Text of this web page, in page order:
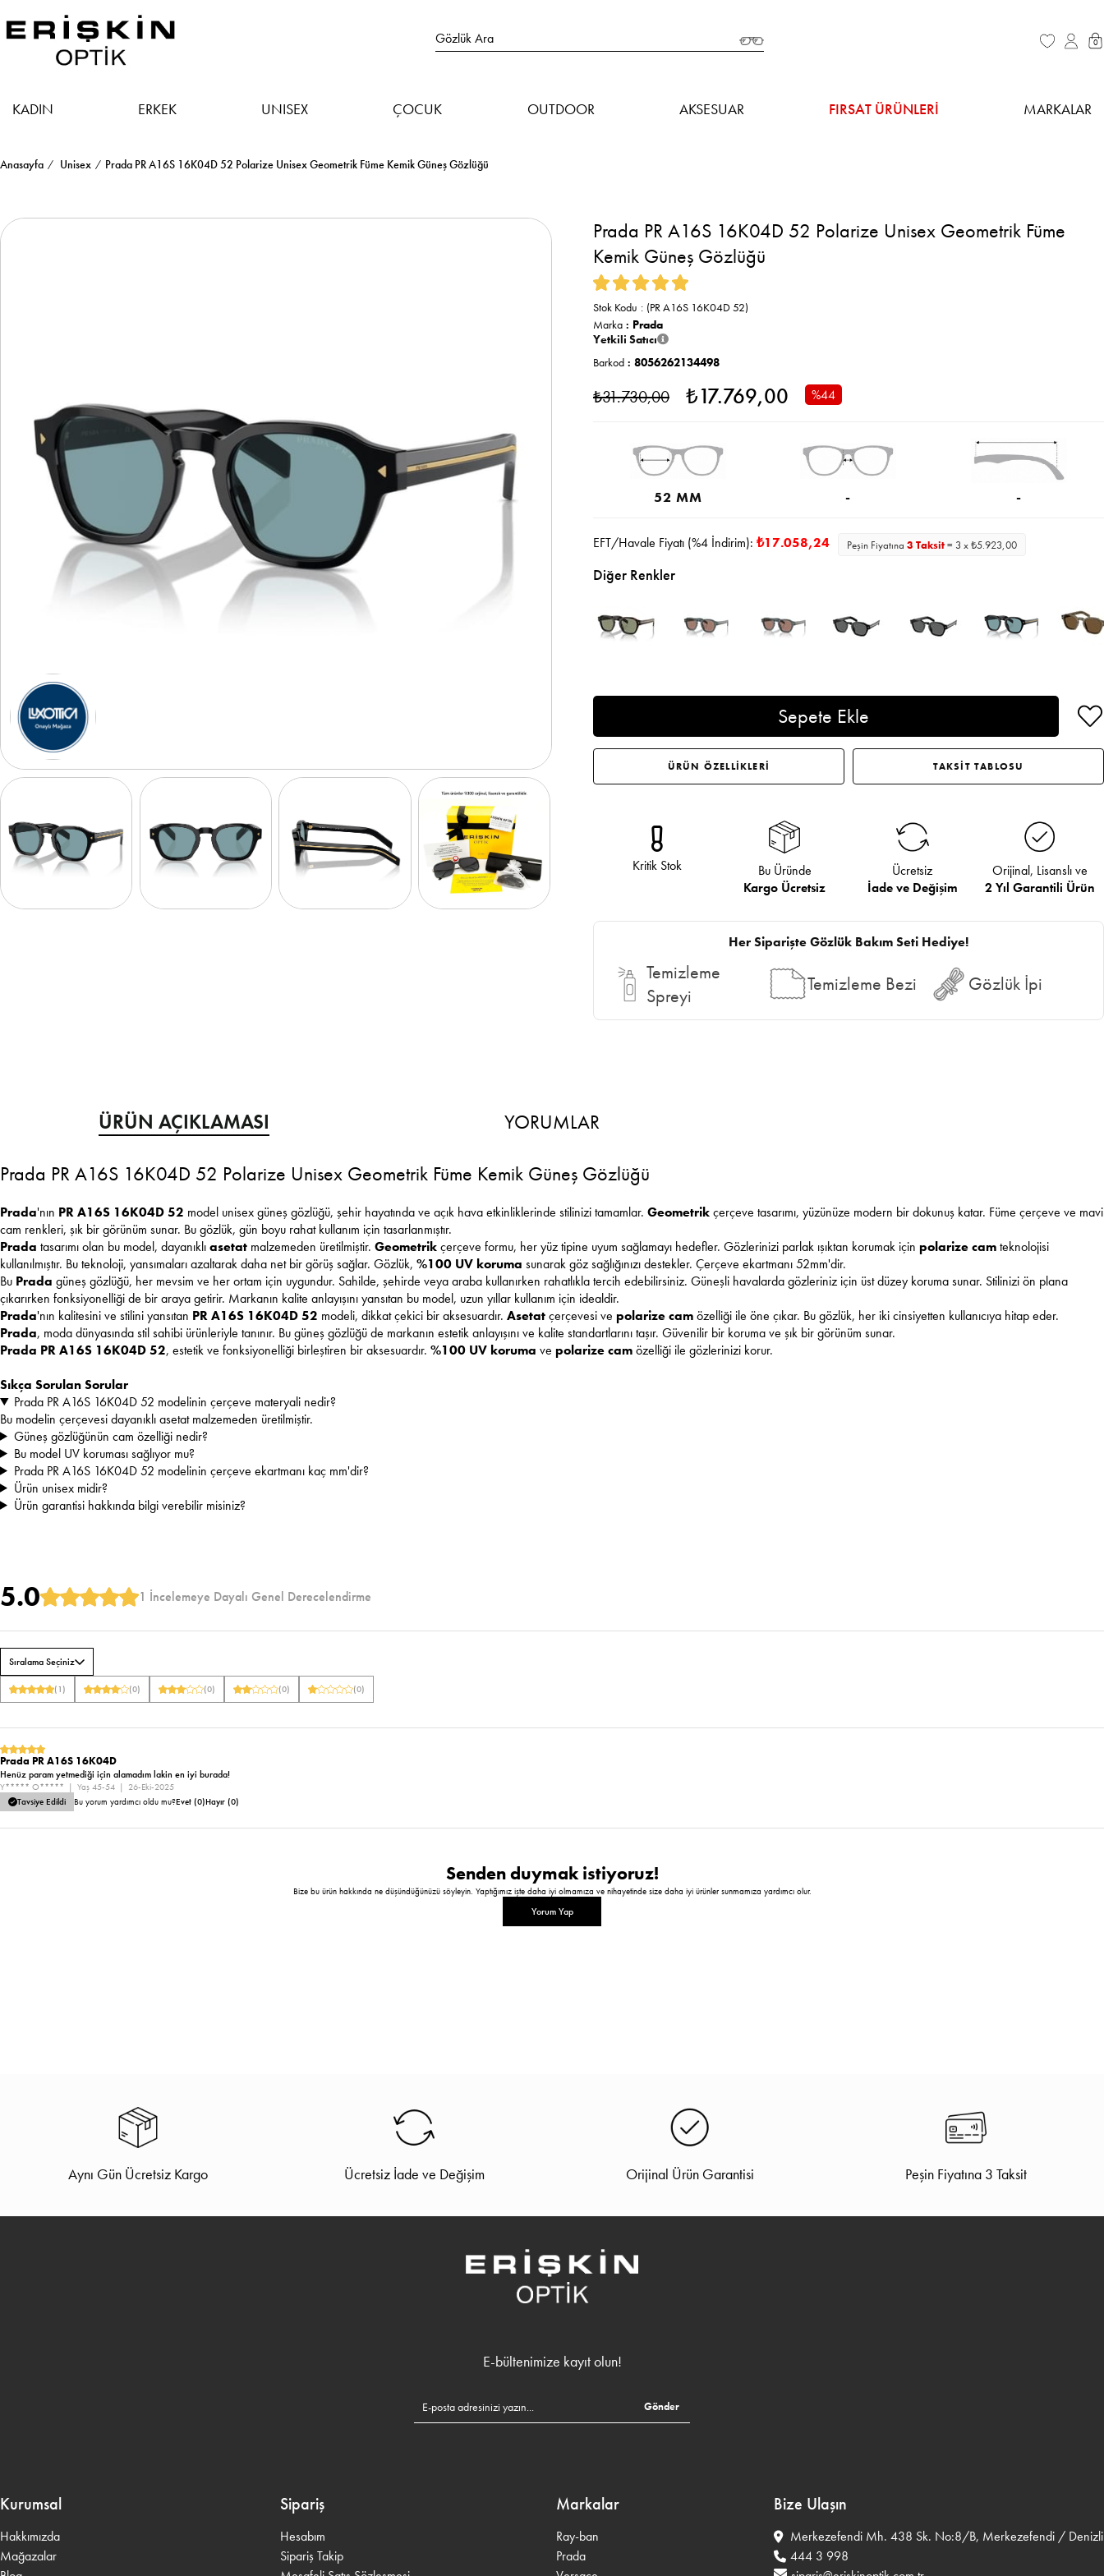
0
KADIN ERKEK UNISEX ÇOCUK OUTDOOR AKSESUAR FIRSAT ÜRÜNLERİ MARKALAR
Anasayfa Unisex Prada PR A16S 16K04D 52 Polarize Unisex Geometrik Füme Kemik Güneş Gözlüğü
Prada PR A16S 16K04D 52 Polarize Unisex Geometrik Füme
Kemik Güneş Gözlüğü
(PR A16S 16K04D 52)
Stok Kodu
Marka : Prada
Yetkili Satıcı
Barkod : 8056262134498
₺31.730,00 ₺17.769,00 %44
52 MM - -
EFT/Havale Fiyatı (%4 İndirim): ₺17.058,24 Peşin Fiyatına 3 Taksit= 3 x ₺5.923,00
Diğer Renkler
ÜRÜN ÖZELLİKLERİ TAKSİT TABLOSU
Kritik Stok
Bu Üründe
Kargo Ücretsiz
Ücretsiz
İade ve Değişim
Orijinal, Lisanslı ve
2 Yıl Garantili Ürün
Her Siparişte Gözlük Bakım Seti Hediye!
Temizleme
Spreyi
Temizleme Bezi Gözlük İpi
ÜRÜN AÇIKLAMASI YORUMLAR
Prada PR A16S 16K04D 52 Polarize Unisex Geometrik Füme Kemik Güneş Gözlüğü
Prada'nın PR A16S 16K04D 52 model unisex güneş gözlüğü, şehir hayatında ve açık hava etkinliklerinde stilinizi tamamlar. Geometrikçerçeve tasarımı, yüzünüze modern bir dokunuş katar. Füme çerçeve ve mavi
cam renkleri, şık bir görünüm sunar. Bu gözlük, gün boyu rahat kullanım için tasarlanmıştır.
Prada tasarımı olan bu model, dayanıklıasetat malzemeden üretilmiştir. Geometrikçerçeve formu, her yüz tipine uyum sağlamayı hedefler. Gözlerinizi parlak ışıktan korumak için polarize camteknolojisi
kullanılmıştır. Bu teknoloji, yansımaları azaltarak daha net bir görüş sağlar. Gözlük, %100 UV koruma sunarak göz sağlığınızı destekler. Çerçeve ekartmanı 52mm'dir.
Bu Prada güneş gözlüğü, her mevsim ve her ortam için uygundur. Sahilde, şehirde veya araba kullanırken rahatlıkla tercih edebilirsiniz. Güneşli havalarda gözleriniz için üst düzey koruma sunar. Stilinizi ön plana
çıkarırken fonksiyonelliği de bir araya getirir. Markanın kalite anlayışını yansıtan bu model, uzun yıllar kullanım için idealdir.
Prada'nın kalitesini ve stilini yansıtan PR A16S 16K04D 52 modeli, dikkat çekici bir aksesuardır. Asetatçerçevesi ve polarize camözelliği ile öne çıkar. Bu gözlük, her iki cinsiyetten kullanıcıya hitap eder.
Prada, moda dünyasında stil sahibi ürünleriyle tanınır. Bu güneş gözlüğü de markanın estetik anlayışını ve kalite standartlarını taşır. Güvenilir bir koruma ve şık bir görünüm sunar.
Prada PR A16S 16K04D 52, estetik ve fonksiyonelliği birleştiren bir aksesuardır. %100 UV koruma ve polarize camözelliği ile gözlerinizi korur.
Sıkça Sorulan Sorular
Prada PR A16S 16K04D 52 modelinin çerçeve materyali nedir?
Bu modelin çerçevesi dayanıklı asetat malzemeden üretilmiştir.
Güneş gözlüğünün cam özelliği nedir?
Bu model UV koruması sağlıyor mu?
Prada PR A16S 16K04D 52 modelinin çerçeve ekartmanı kaç mm'dir?
Ürün unisex midir?
Ürün garantisi hakkında bilgi verebilir misiniz?
5.0 1 İncelemeye Dayalı Genel Derecelendirme
Sıralama Seçiniz
(1) (0) (0) (0) (0)
Prada PR A16S 16K04D
Henüz param yetmediği için alamadım lakin en iyi burada!
Y***** O***** Yaş 45-54
26-Eki-2025
Tavsiye Edildi
Bu yorum yardımcı oldu mu?Evet (0)Hayır (0)
Senden duymak istiyoruz!
Bize bu ürün hakkında ne düşündüğünüzü söyleyin. Yaptığımız işte daha iyi olmamıza ve nihayetinde size daha iyi ürünler sunmamıza yardımcı olur.
Yorum Yap
Aynı Gün Ücretsiz Kargo Ücretsiz İade ve Değişim Orijinal Ürün Garantisi Peşin Fiyatına 3 Taksit
E-bültenimize kayıt olun!
Gönder
Kurumsal
Hakkımızda
Mağazalar
Sipariş
Hesabım
Sipariş Takip
Markalar
Ray-ban
Prada
Bize Ulaşın
Merkezefendi Mh. 438 Sk. No:8/B, Merkezefendi / Denizli
444 3 998